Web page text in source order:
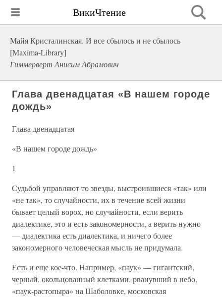
ВикиЧтение
Майя Кристалинская. И все сбылось и не сбылось
[Maxima-Library]
Гиммерверт Анисим Абрамович
Глава двенадцатая «В нашем городе
дождь»
Глава двенадцатая
«В нашем городе дождь»
1
Судьбой управляют то звезды, выстроившиеся «так» или
«не так», то случайности, их в течение всей жизни
бывает целый ворох, но случайности, если верить
диалектике, это и есть закономерности, а верить нужно
— диалектика есть диалектика, и ничего более
закономерного человеческая мысль не придумала.
Есть и еще кое-что. Например, «паук» — гигантский,
черный, окольцованный клетками, рванувший в небо,
«паук-растопыра» на Шаболовке, московская